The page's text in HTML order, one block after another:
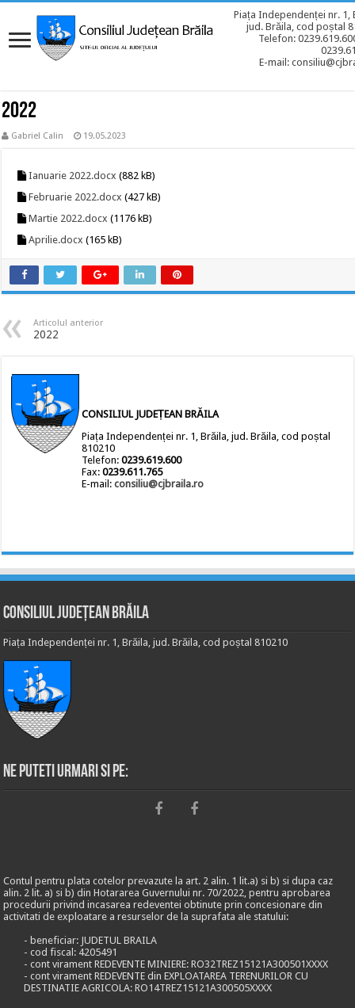
Piața Independenței nr. 1,
jud. Brăila, cod poștal
Telefon:
E-mail:
2022
Gabriel Calin 19.05.2023
Ianuarie 2022.docx (882 kB)
Februarie 2022.docx (427 kB)
Martie 2022.docx (1176 kB)
Aprilie.docx (165 kB)
Articolul anterior
2022
CONSILIUL JUDEȚEAN BRĂILA
Piața Independenței nr. 1, Brăila, jud. Brăila, cod poștal
810210
Telefon:0239.619.600
Fax:0239.611.765
E-mail:consiliu@cjbraila.ro
Consiliul Județean Brăila
Piața Independenței nr. 1, Brăila, jud. Brăila, cod poștal 810210
Ne puteti urmari si pe:
Contul pentru plata cotelor prevazute la art. 2 alin. 1 lit.a) si b) si dupa caz
alin. 2 lit. a) si b) din Hotararea Guvernului nr. 70/2022, pentru aprobarea
procedurii privind incasarea redeventei obtinute prin concesionare din
activitati de exploatare a resurselor de la suprafata ale statului:
- beneficiar: JUDETUL BRAILA
- cod fiscal: 4205491
- cont virament REDEVENTE MINIERE: RO32TREZ15121A300501XXXX
- cont virament REDEVENTE din EXPLOATAREA TERENURILOR CU
DESTINATIE AGRICOLA: RO14TREZ15121A300505XXXX